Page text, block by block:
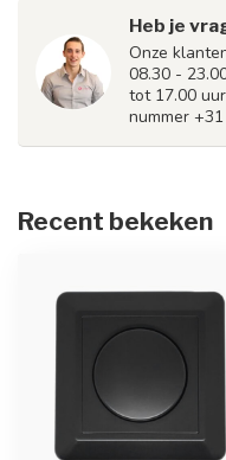
Heb je
Onze
08.30 -
tot 17.00
nummer
Recent bekeken